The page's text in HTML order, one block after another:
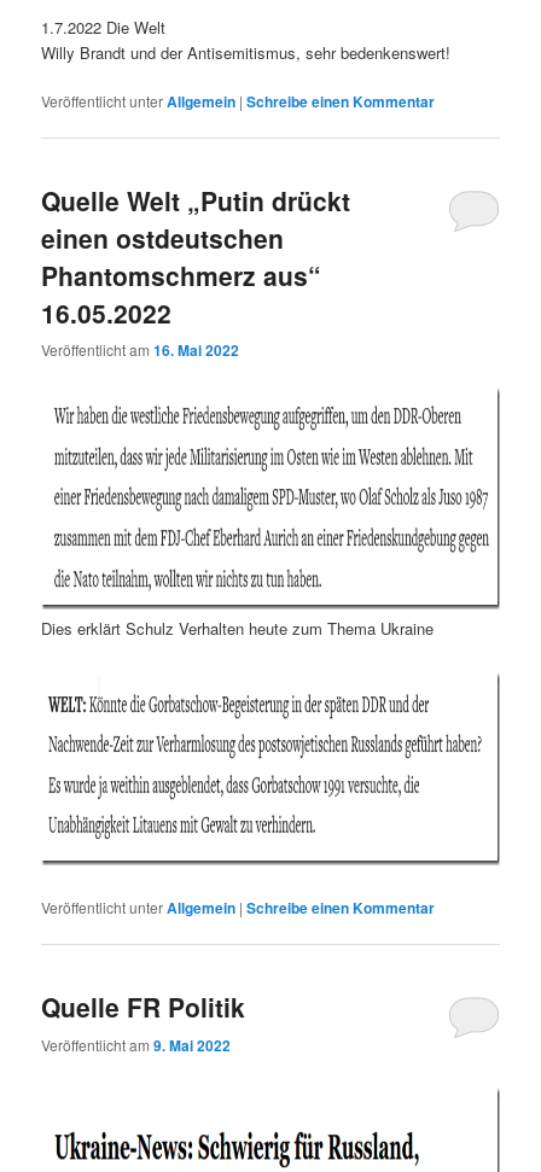
1.7.2022 Die Welt
Willy Brandt und der Antisemitismus, sehr bedenkenswert!
Veröffentlicht unterAllgemein |Schreibe einen Kommentar
Quelle Welt „Putin drückt
einen ostdeutschen
Phantomschmerz aus“
16.05.2022
Veröffentlicht am16. Mai 2022
Dies erklärt Schulz Verhalten heute zum Thema Ukraine
Veröffentlicht unterAllgemein |Schreibe einen Kommentar
Quelle FR Politik
Veröffentlicht am9. Mai 2022